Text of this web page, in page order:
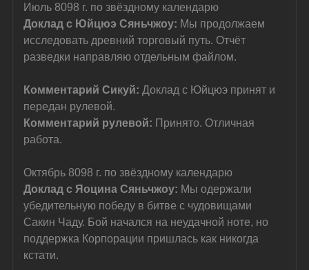
Июль 8098 г. по звёздному календарю
Доклад с Юйцюэ Сяньчжоу: Мы продолжаем
исследовать древний торговый путь. Отчёт
разведки направляю отдельным файлом.
Комментарий Сикуй: Доклад с Юйцюэ принят и
передан рулевой.
Комментарий рулевой: Принято. Отличная
работа.
Октябрь 8098 г. по звёздному календарю
Доклад с Яоцина Сяньчжоу: Мы одержали
убедительную победу в битве с чудовищами
Сакин Чаду. Бой начался на неудачной ноте, но
поддержка Корпорации пришлась как никогда
кстати.